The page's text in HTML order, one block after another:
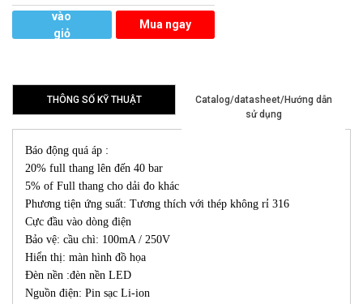
vào
giỏ
Mua ngay
THÔNG SỐ KỸ THUẬT
Catalog/datasheet/Hướng dẫn
sử dụng
Báo động quá áp :
20% full thang lên đến 40 bar
5% of Full thang cho dải đo khác
Phương tiện ứng suất: Tương thích với thép không rỉ 316
Cực đầu vào dòng điện
Bảo vệ: cầu chì: 100mA / 250V
Hiển thị: màn hình đồ họa
Đèn nền :đèn nền LED
Nguồn điện: Pin sạc Li-ion